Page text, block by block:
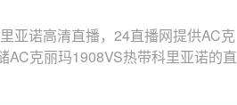
亚诺高清直播，24直播网提供AC克
AC克丽玛1908VS热带科里亚诺的直